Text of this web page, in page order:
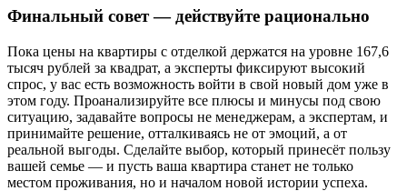
Финальный совет — действуйте рационально
Пока цены на квартиры с отделкой держатся на уровне 167,6
тысяч рублей за квадрат, а эксперты фиксируют высокий
спрос, у вас есть возможность войти в свой новый дом уже в
этом году. Проанализируйте все плюсы и минусы под свою
ситуацию, задавайте вопросы не менеджерам, а экспертам, и
принимайте решение, отталкиваясь не от эмоций, а от
реальной выгоды. Сделайте выбор, который принесёт пользу
вашей семье — и пусть ваша квартира станет не только
местом проживания, но и началом новой истории успеха.